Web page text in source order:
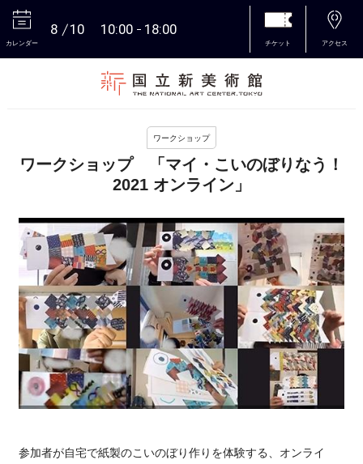
カレンダー
8 10 10:00 18:00
チケット アクセス
ワークショップ
ワークショップ 「マイ・こいのぼりなう！
2021 オンライン」
参加者が自宅で紙製のこいのぼり作りを体験する、オンライ